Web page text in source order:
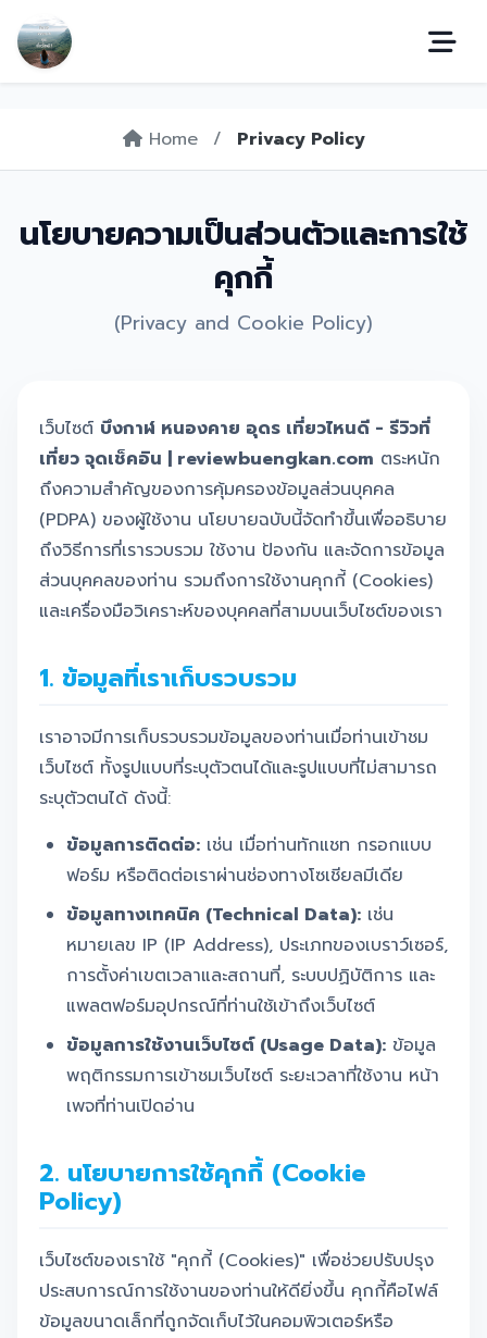
Home / Privacy Policy
นโยบายความเป็นส่วนตัวและการใช้
คุกกี้
(Privacy and Cookie Policy)
เว็บไซต์ บึงกาฬ หนองคาย อุดร เที่ยวไหนดี - รีวิวที่
เที่ยว จุดเช็คอิน | reviewbuengkan.com ตระหนัก
ถึงความสำคัญของการคุ้มครองข้อมูลส่วนบุคคล
(PDPA) ของผู้ใช้งาน นโยบายฉบับนี้จัดทำขึ้นเพื่ออธิบาย
ถึงวิธีการที่เรารวบรวม ใช้งาน ป้องกัน และจัดการข้อมูล
ส่วนบุคคลของท่าน รวมถึงการใช้งานคุกกี้ (Cookies)
และเครื่องมือวิเคราะห์ของบุคคลที่สามบนเว็บไซต์ของเรา
1. ข้อมูลที่เราเก็บรวบรวม
เราอาจมีการเก็บรวบรวมข้อมูลของท่านเมื่อท่านเข้าชม
เว็บไซต์ ทั้งรูปแบบที่ระบุตัวตนได้และรูปแบบที่ไม่สามารถ
ระบุตัวตนได้ ดังนี้:
ข้อมูลการติดต่อ: เช่น เมื่อท่านทักแชท กรอกแบบ
ฟอร์ม หรือติดต่อเราผ่านช่องทางโซเชียลมีเดีย
ข้อมูลทางเทคนิค (Technical Data): เช่น
หมายเลข IP (IP Address), ประเภทของเบราว์เซอร์,
การตั้งค่าเขตเวลาและสถานที่, ระบบปฏิบัติการ และ
แพลตฟอร์มอุปกรณ์ที่ท่านใช้เข้าถึงเว็บไซต์
ข้อมูลการใช้งานเว็บไซต์ (Usage Data): ข้อมูล
พฤติกรรมการเข้าชมเว็บไซต์ ระยะเวลาที่ใช้งาน หน้า
เพจที่ท่านเปิดอ่าน
2. นโยบายการใช้คุกกี้ (Cookie
Policy)
เว็บไซต์ของเราใช้ "คุกกี้ (Cookies)" เพื่อช่วยปรับปรุง
ประสบการณ์การใช้งานของท่านให้ดียิ่งขึ้น คุกกี้คือไฟล์
ข้อมูลขนาดเล็กที่ถูกจัดเก็บไว้ในคอมพิวเตอร์หรือ